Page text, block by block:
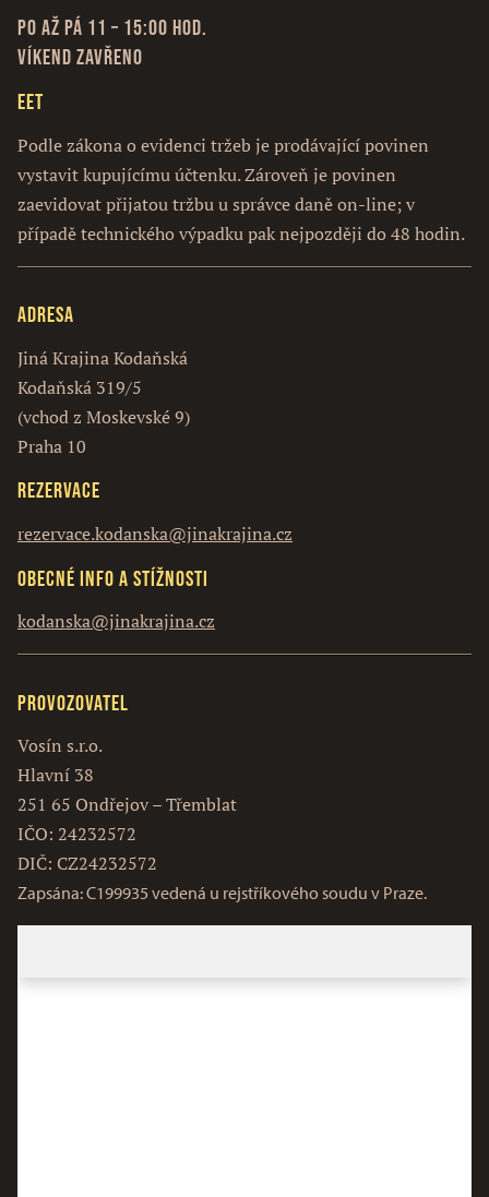
Po až Pá 11 – 15:00 hod.
Víkend zavřeno
EET
Podle zákona o evidenci tržeb je prodávající povinen
vystavit kupujícímu účtenku. Zároveň je povinen
zaevidovat přijatou tržbu u správce daně on-line; v
případě technického výpadku pak nejpozději do 48 hodin.
Adresa
Jiná Krajina Kodaňská
Kodaňská 319/5
(vchod z Moskevské 9)
Praha 10
Rezervace
rezervace.kodanska@jinakrajina.cz
Obecné info a stížnosti
kodanska@jinakrajina.cz
Provozovatel
Vosín s.r.o.
Hlavní 38
251 65 Ondřejov – Třemblat
IČO: 24232572
DIČ: CZ24232572
Zapsána: C199935 vedená u rejstříkového soudu v Praze.